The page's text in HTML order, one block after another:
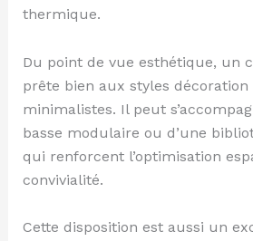
thermique.
Du point de vue esthétique, un
prête bien aux styles
minimalistes. Il peut
basse modulaire ou d’une
qui renforcent l’optimisation
convivialité.
Cette disposition est aussi un